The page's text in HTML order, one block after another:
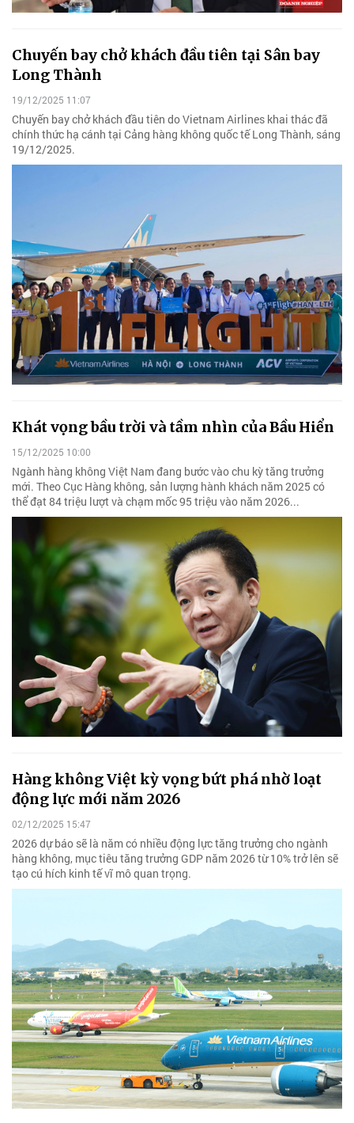
Chuyến bay chở khách đầu tiên tại Sân bay
Long Thành
19/12/2025 11:07
Chuyến bay chở khách đầu tiên do Vietnam Airlines khai thác đã
chính thức hạ cánh tại Cảng hàng không quốc tế Long Thành, sáng
19/12/2025.
Khát vọng bầu trời và tầm nhìn của Bầu Hiển
15/12/2025 10:00
Ngành hàng không Việt Nam đang bước vào chu kỳ tăng trưởng
mới. Theo Cục Hàng không, sản lượng hành khách năm 2025 có
thể đạt 84 triệu lượt và chạm mốc 95 triệu vào năm 2026...
Hàng không Việt kỳ vọng bứt phá nhờ loạt
động lực mới năm 2026
02/12/2025 15:47
2026 dự báo sẽ là năm có nhiều động lực tăng trưởng cho ngành
hàng không, mục tiêu tăng trưởng GDP năm 2026 từ 10% trở lên sẽ
tạo cú hích kinh tế vĩ mô quan trọng.